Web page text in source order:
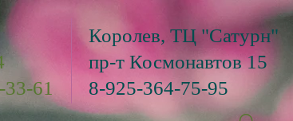
61
Королев, ТЦ "Сатурн"
пр-т Космонавтов 15
8-925-364-75-95